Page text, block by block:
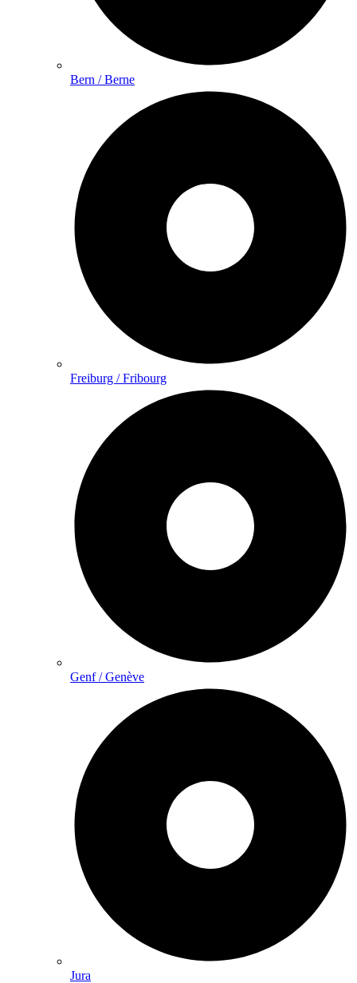
Bern / Berne
Freiburg / Fribourg
Genf / Genève
Jura